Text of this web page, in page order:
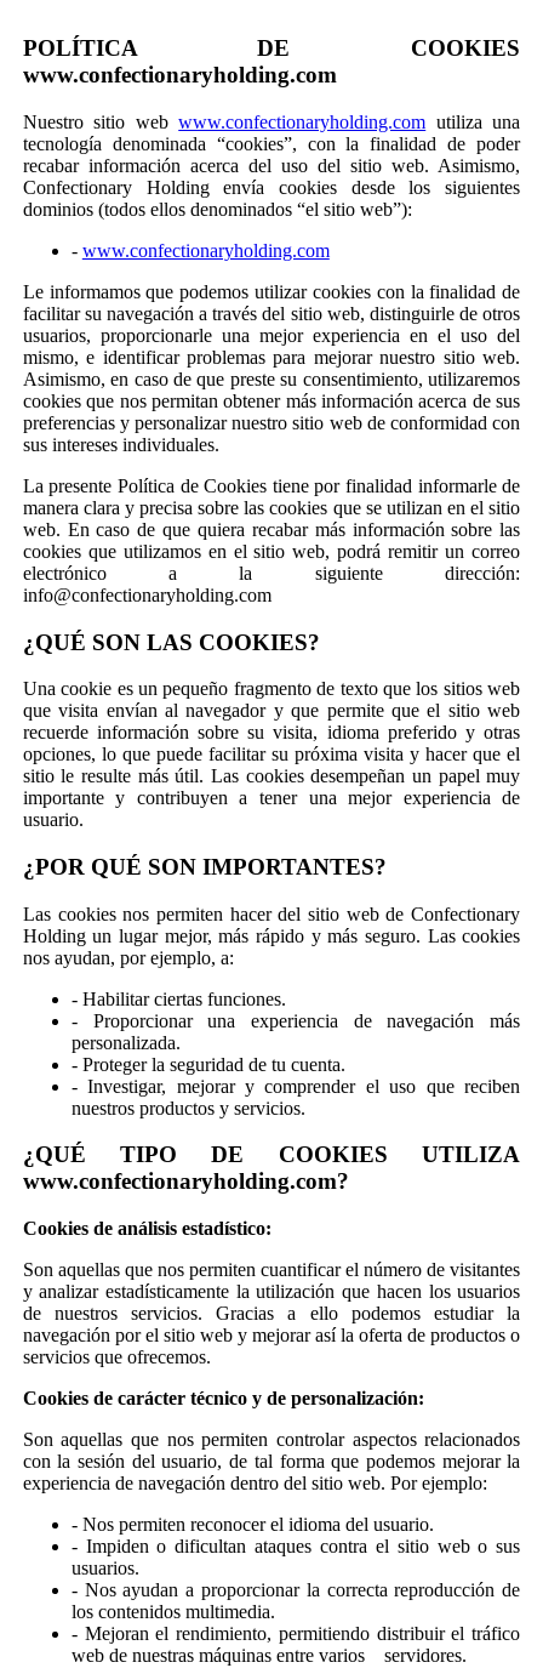
POLÍTICA DE COOKIES
www.confectionaryholding.com
Nuestro sitio webwww.confectionaryholding.com utiliza una
tecnología denominada “cookies”, con la finalidad de poder
recabar información acerca del uso del sitio web. Asimismo,
Confectionary Holding envía cookies desde los siguientes
dominios (todos ellos denominados “el sitio web”):
- www.confectionaryholding.com
Le informamos que podemos utilizar cookies con la finalidad de
facilitar su navegación a través del sitio web, distinguirle de otros
usuarios, proporcionarle una mejor experiencia en el uso del
mismo, e identificar problemas para mejorar nuestro sitio web.
Asimismo, en caso de que preste su consentimiento, utilizaremos
cookies que nos permitan obtener más información acerca de sus
preferencias y personalizar nuestro sitio web de conformidad con
sus intereses individuales.
La presente Política de Cookies tiene por finalidad informarle de
manera clara y precisa sobre las cookies que se utilizan en el sitio
web. En caso de que quiera recabar más información sobre las
cookies que utilizamos en el sitio web, podrá remitir un correo
electrónico a la siguiente dirección:
info@confectionaryholding.com
¿QUÉ SON LAS COOKIES?
Una cookie es un pequeño fragmento de texto que los sitios web
que visita envían al navegador y que permite que el sitio web
recuerde información sobre su visita, idioma preferido y otras
opciones, lo que puede facilitar su próxima visita y hacer que el
sitio le resulte más útil. Las cookies desempeñan un papel muy
importante y contribuyen a tener una mejor experiencia de
usuario.
¿POR QUÉ SON IMPORTANTES?
Las cookies nos permiten hacer del sitio web de Confectionary
Holding un lugar mejor, más rápido y más seguro. Las cookies
nos ayudan, por ejemplo, a:
- Habilitar ciertas funciones.
- Proporcionar una experiencia de navegación más
personalizada.
- Proteger la seguridad de tu cuenta.
- Investigar, mejorar y comprender el uso que reciben
nuestros productos y servicios.
¿QUÉ TIPO DE COOKIES UTILIZA
www.confectionaryholding.com?
Cookies de análisis estadístico:
Son aquellas que nos permiten cuantificar el número de visitantes
y analizar estadísticamente la utilización que hacen los usuarios
de nuestros servicios. Gracias a ello podemos estudiar la
navegación por el sitio web y mejorar así la oferta de productos o
servicios que ofrecemos.
Cookies de carácter técnico y de personalización:
Son aquellas que nos permiten controlar aspectos relacionados
con la sesión del usuario, de tal forma que podemos mejorar la
experiencia de navegación dentro del sitio web. Por ejemplo:
- Nos permiten reconocer el idioma del usuario.
- Impiden o dificultan ataques contra el sitio web o sus
usuarios.
- Nos ayudan a proporcionar la correcta reproducción de
los contenidos multimedia.
- Mejoran el rendimiento, permitiendo distribuir el tráfico
web de nuestras máquinas entre varios servidores.